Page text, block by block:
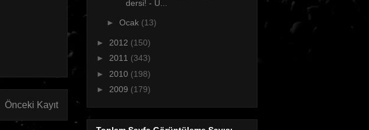
Önceki Kayıt
dersi! - U...
► Ocak (13)
► 2012 (150)
► 2011 (343)
► 2010 (198)
► 2009 (179)